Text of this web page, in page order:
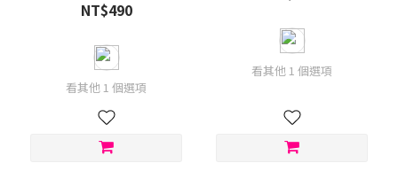
NT$490
看其他 1 個選項
看其他 1 個選項